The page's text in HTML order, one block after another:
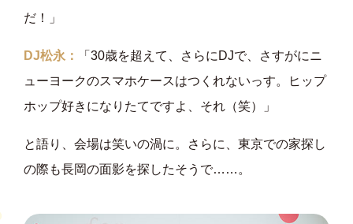
だ！」
DJ松永：
「30歳を超えて、さらにDJで、さすがにニ
ューヨークのスマホケースはつくれないっす。ヒップ
ホップ好きになりたてですよ、それ（笑）」
と語り、会場は笑いの渦に。さらに、東京での家探し
の際も長岡の面影を探したそうで……。